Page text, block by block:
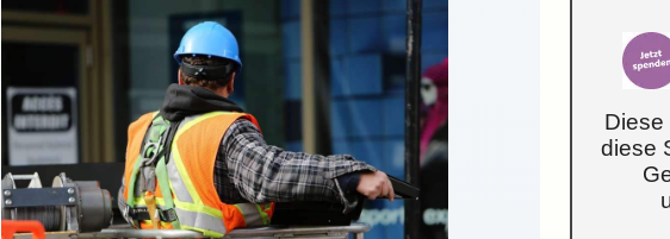
Diese
diese